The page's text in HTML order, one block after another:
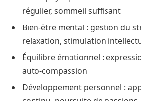
régulier, sommeil suffisant
Bien-être mental : gestion du
relaxation, stimulation
Équilibre émotionnel :
auto-compassion
Développement personnel :